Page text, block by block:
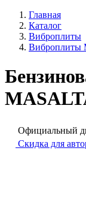
Главная
Каталог
Виброплиты
Виброплиты
Официальный
Скидка для